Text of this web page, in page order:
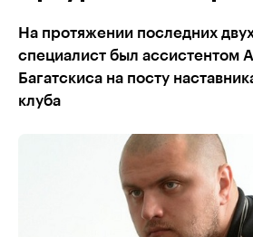
На протяжении последних
специалист был ассистентом
Багатскиса на посту
клуба